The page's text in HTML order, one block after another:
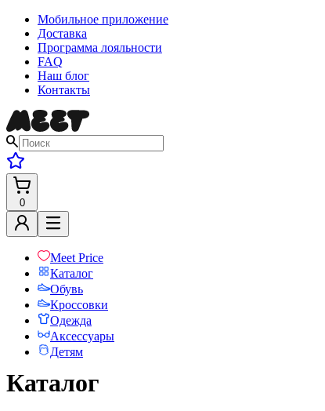
Мобильное приложение
Доставка
Программа лояльности
FAQ
Наш блог
Контакты
0
Meet Price
Каталог
Обувь
Кроссовки
Одежда
Аксессуары
Детям
Каталог